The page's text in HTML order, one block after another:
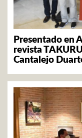
Presentado en
revista
Cantalejo